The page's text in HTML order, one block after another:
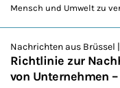
Mensch und Umwelt zu
Nachrichten aus Brüssel
Richtlinie zur
von Unternehmen –